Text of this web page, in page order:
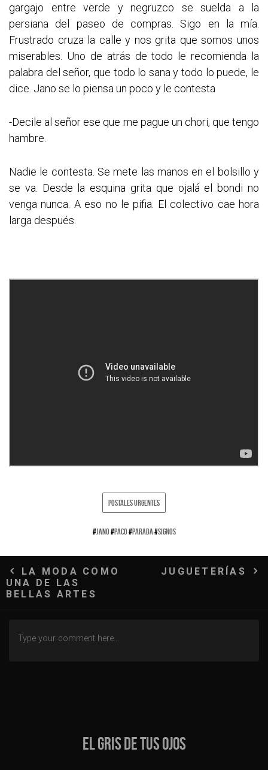
gargajo entre verde y negruzco se suelda a la
persiana del paseo de compras. Sigo en la mía.
Frustrado cruza la calle y nos grita que somos unos
miserables. Uno de atrás de todo le recomienda la
palabra del señor, que todo lo sana y todo lo puede, le
dice. Jano se lo piensa un poco y le contesta
-Decile al señor ese que me pague un chori, que tengo
hambre.
Nadie le contesta. Se mete las manos en el bolsillo y
se va. Desde la esquina grita que ojalá el bondi no
venga nunca. A eso no le pifia. El colectivo cae hora
larga después.
POSTALES URGENTES
#JANO#PACO#PARADA#SIGNOS
Navegación
de
LA MODA COMO
UNA DE LAS
BELLAS ARTES
JUGUETERÍAS
EL GRIS DE TUS OJOS